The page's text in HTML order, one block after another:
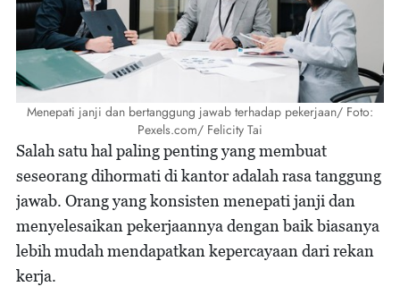
Menepati janji dan bertanggung jawab terhadap pekerjaan/ Foto:
Pexels.com/ Felicity Tai
Salah satu hal paling penting yang membuat
seseorang dihormati di kantor adalah rasa tanggung
jawab. Orang yang konsisten menepati janji dan
menyelesaikan pekerjaannya dengan baik biasanya
lebih mudah mendapatkan kepercayaan dari rekan
kerja.